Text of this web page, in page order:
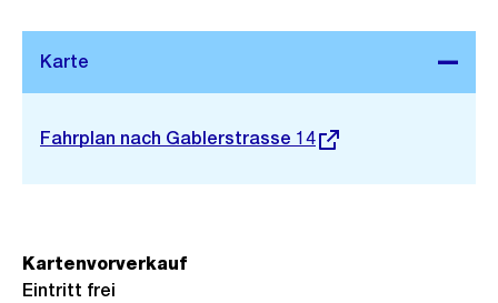
Stadtplan 3D
Externer
Fahrplan nach Gablerstrasse 14
Kartenvorverkauf
Eintritt frei